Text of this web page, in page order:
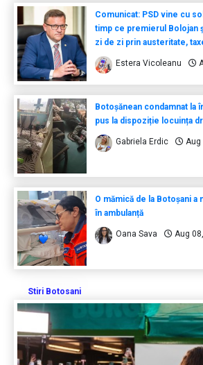
Comunicat: PSD vine cu
timp ce premierul Bolojan
zi de zi prin austeritate,
Estera Vicoleanu
Botoșănean condamnat la
pus la dispoziție locuința
Gabriela Erdic Aug
O mămică de la Botoșani a
în ambulanță
Oana Sava Aug
Stiri Botosani